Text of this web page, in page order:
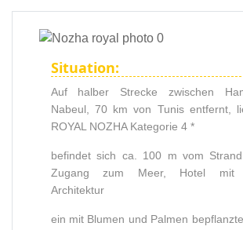
Situation:
Auf halber Strecke zwischen
Nabeul, 70 km von Tunis entfernt,
ROYAL NOZHA Kategorie 4 *
befindet sich ca. 100 m vom
Zugang zum Meer, Hotel mit
Architektur
ein mit Blumen und Palmen